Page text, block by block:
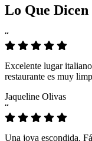
Lo Que
“
Excelente lugar
restaurante es muy
Jaqueline Olivas
“
Una joya escondida.